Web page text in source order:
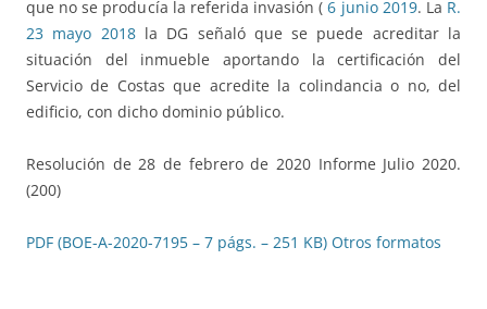
que no se producía la referida invasión ( 6 junio 2019. La R.
23 mayo 2018la DG señaló que se puede acreditar la
situación del inmueble aportando la certificación del
Servicio de Costas que acredite la colindancia o no, del
edificio, con dicho dominio público.
Resolución de 28 de febrero de 2020 Informe Julio 2020.
(200)
PDF (BOE-A-2020-7195 – 7 págs. – 251 KB) Otros formatos